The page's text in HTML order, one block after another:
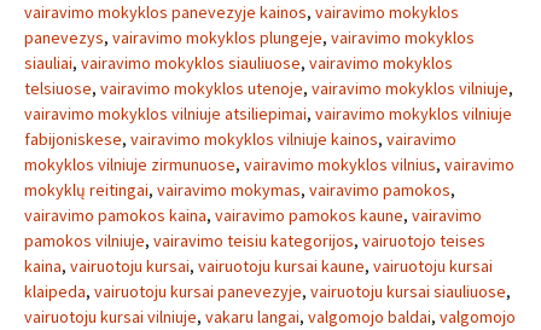
vairavimo mokyklos panevezyje kainos, vairavimo mokyklos
panevezys, vairavimo mokyklos plungeje, vairavimo mokyklos
siauliai, vairavimo mokyklos siauliuose, vairavimo mokyklos
telsiuose, vairavimo mokyklos utenoje, vairavimo mokyklos vilniuje,
vairavimo mokyklos vilniuje atsiliepimai, vairavimo mokyklos vilniuje
fabijoniskese, vairavimo mokyklos vilniuje kainos, vairavimo
mokyklos vilniuje zirmunuose, vairavimo mokyklos vilnius, vairavimo
mokyklų reitingai, vairavimo mokymas, vairavimo pamokos,
vairavimo pamokos kaina, vairavimo pamokos kaune, vairavimo
pamokos vilniuje, vairavimo teisiu kategorijos, vairuotojo teises
kaina, vairuotoju kursai, vairuotoju kursai kaune, vairuotoju kursai
klaipeda, vairuotoju kursai panevezyje, vairuotoju kursai siauliuose,
vairuotoju kursai vilniuje, vakaru langai, valgomojo baldai, valgomojo